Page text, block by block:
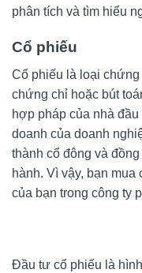
phân tích và tìm hiểu
Cổ phiếu
Cổ phiếu là loại
chứng chỉ hoặc bút
hợp pháp của nhà
doanh của doanh
thành cổ đông và
hành. Vì vậy, bạn
của bạn trong công ty
Đầu tư cổ phiếu là